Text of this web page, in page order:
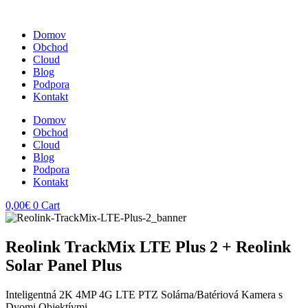
Domov
Obchod
Cloud
Blog
Podpora
Kontakt
Domov
Obchod
Cloud
Blog
Podpora
Kontakt
0,00€ 0 Cart
Reolink TrackMix LTE Plus 2 + Reolink
Solar Panel Plus
Inteligentná 2K 4MP 4G LTE PTZ Solárna/Batériová Kamera s